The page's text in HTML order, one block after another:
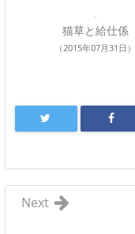
猫草と給仕係
（2015年07月31日）
Next